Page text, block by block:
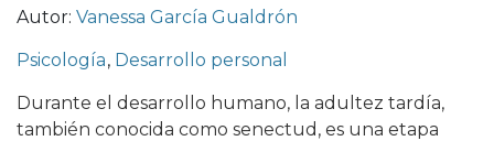
Autor: Vanessa García Gualdrón
Psicología, Desarrollo personal
Durante el desarrollo humano, la adultez tardía,
también conocida como senectud, es una etapa